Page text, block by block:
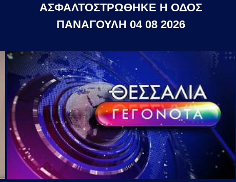
ΑΣΦΑΛΤΟΣΤΡΩΘΗΚΕ Η ΟΔΟΣ
ΠΑΝΑΓΟΥΛΗ 04 08 2026